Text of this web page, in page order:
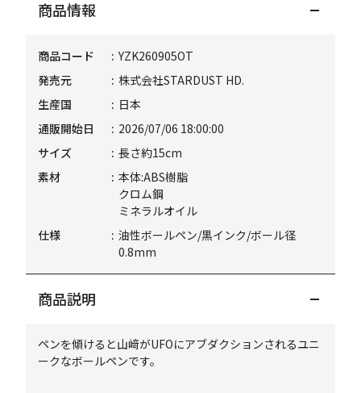
商品情報
商品コード
YZK260905OT
発売元
株式会社STARDUST HD.
生産国
日本
通販開始日
2026/07/06 18:00:00
サイズ
長さ約15cm
素材
本体:ABS樹脂
クロム鋼
ミネラルオイル
仕様
油性ボールペン/黒インク/ボール径
0.8mm
商品説明
ペンを傾けると山﨑がUFOにアブダクションされるユニ
ークなボールペンです。